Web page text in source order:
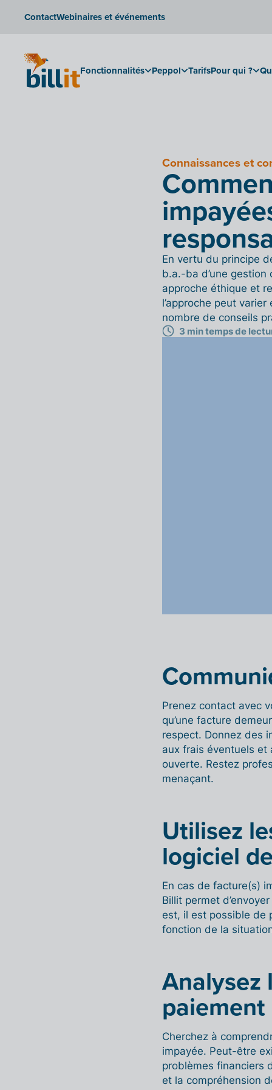
ContactWebinaires et événements
Fonctionnalités Peppol TarifsPour qui ?
Connaissances et
En vertu du principe
b.a.-ba d’une gestion
approche éthique et
l’approche peut
nombre de conseils
3 min temps de
Prenez contact avec
qu’une facture
respect. Donnez des
aux frais éventuels et
ouverte. Restez
menaçant.
Utilisez
logiciel
En cas de facture(s)
Billit permet
est, il est possible de
fonction de la
Analysez
paiement
Cherchez à
impayée. Peut-être
problèmes financiers
et la compréhension